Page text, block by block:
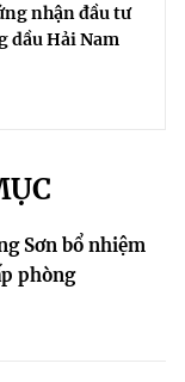
nhận đầu tư
dầu Hải Nam
Sơn bổ nhiệm
phòng